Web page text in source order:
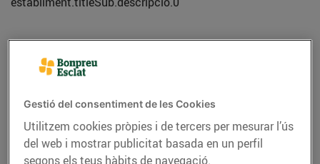
Adreça
Telèfon Trucar-hi
Gestió del consentiment de les Cookies
Utilitzem cookies pròpies i de tercers per mesurar l’ús
del web i mostrar publicitat basada en un perfil
segons els teus hàbits de navegació.